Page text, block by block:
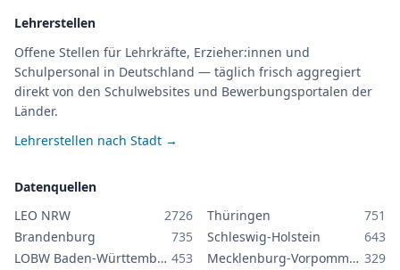
Lehrerstellen
Offene Stellen für Lehrkräfte, Erzieher:innen und
Schulpersonal in Deutschland — täglich frisch aggregiert
direkt von den Schulwebsites und Bewerbungsportalen der
Länder.
Lehrerstellen nach Stadt →
Datenquellen
LEO NRW
2726 Thüringen
751
Brandenburg
735 Schleswig-Holstein
643
LOBW Baden-Württemberg 453 Mecklenburg-Vorpommern 329